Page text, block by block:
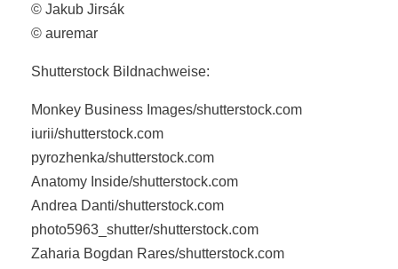
© Jakub Jirsák
© auremar
Shutterstock Bildnachweise:
Monkey Business Images/shutterstock.com
iurii/shutterstock.com
pyrozhenka/shutterstock.com
Anatomy Inside/shutterstock.com
Andrea Danti/shutterstock.com
photo5963_shutter/shutterstock.com
Zaharia Bogdan Rares/shutterstock.com